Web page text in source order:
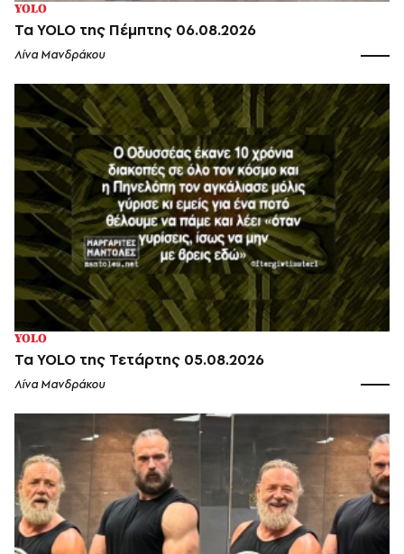
YOLO
Τα YOLO της Πέμπτης 06.08.2026
Λίνα Μανδράκου
YOLO
Τα YOLO της Τετάρτης 05.08.2026
Λίνα Μανδράκου